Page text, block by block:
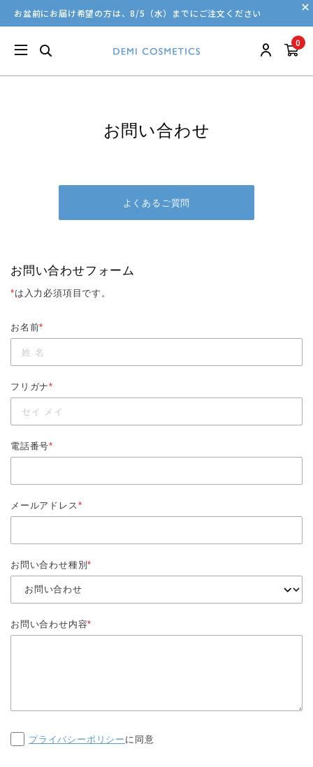
お盆前にお届け希望の方は、8/5（水）までにご注文ください
0
お問い合わせ
よくあるご質問
お問い合わせフォーム
*は入力必須項目です。
お名前*
フリガナ*
電話番号*
メールアドレス*
お問い合わせ種別*
お問い合わせ内容*
プライバシーポリシー に同意